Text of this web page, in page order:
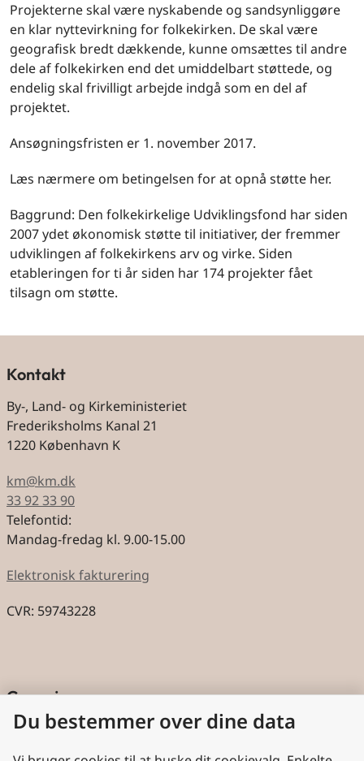
Projekterne skal være nyskabende og sandsynliggøre
en klar nyttevirkning for folkekirken. De skal være
geografisk bredt dækkende, kunne omsættes til andre
dele af folkekirken end det umiddelbart støttede, og
endelig skal frivilligt arbejde indgå som en del af
projektet.
Ansøgningsfristen er 1. november 2017.
Læs nærmere om betingelsen for at opnå støtte her.
Baggrund: Den folkekirkelige Udviklingsfond har siden
2007 ydet økonomisk støtte til initiativer, der fremmer
udviklingen af folkekirkens arv og virke. Siden
etableringen for ti år siden har 174 projekter fået
tilsagn om støtte.
Kontakt
By-, Land- og Kirkeministeriet
Frederiksholms Kanal 21
1220 København K
km@km.dk
33 92 33 90
Telefontid:
Mandag-fredag kl. 9.00-15.00
Elektronisk fakturering
CVR: 59743228
Genveje
Cookies
Du bestemmer over dine data